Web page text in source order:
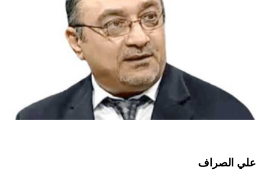
علي الصراف